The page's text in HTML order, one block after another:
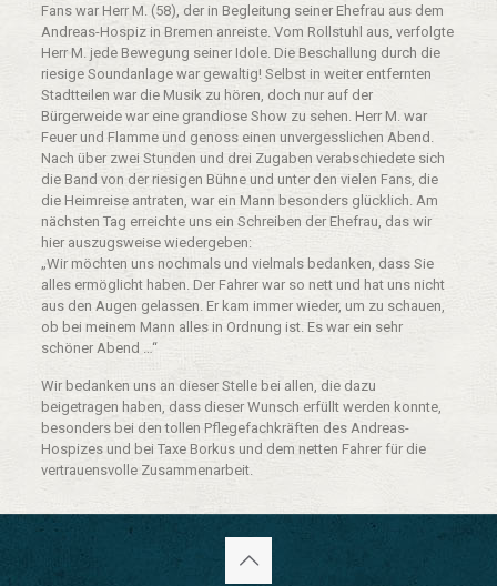
Fans war Herr M. (58), der in Begleitung seiner Ehefrau aus dem
Andreas-Hospiz in Bremen anreiste. Vom Rollstuhl aus, verfolgte
Herr M. jede Bewegung seiner Idole. Die Beschallung durch die
riesige Soundanlage war gewaltig! Selbst in weiter entfernten
Stadtteilen war die Musik zu hören, doch nur auf der
Bürgerweide war eine grandiose Show zu sehen. Herr M. war
Feuer und Flamme und genoss einen unvergesslichen Abend.
Nach über zwei Stunden und drei Zugaben verabschiedete sich
die Band von der riesigen Bühne und unter den vielen Fans, die
die Heimreise antraten, war ein Mann besonders glücklich. Am
nächsten Tag erreichte uns ein Schreiben der Ehefrau, das wir
hier auszugsweise wiedergeben:
„Wir möchten uns nochmals und vielmals bedanken, dass Sie
alles ermöglicht haben. Der Fahrer war so nett und hat uns nicht
aus den Augen gelassen. Er kam immer wieder, um zu schauen,
ob bei meinem Mann alles in Ordnung ist. Es war ein sehr
schöner Abend …“
Wir bedanken uns an dieser Stelle bei allen, die dazu
beigetragen haben, dass dieser Wunsch erfüllt werden konnte,
besonders bei den tollen Pflegefachkräften des Andreas-
Hospizes und bei Taxe Borkus und dem netten Fahrer für die
vertrauensvolle Zusammenarbeit.